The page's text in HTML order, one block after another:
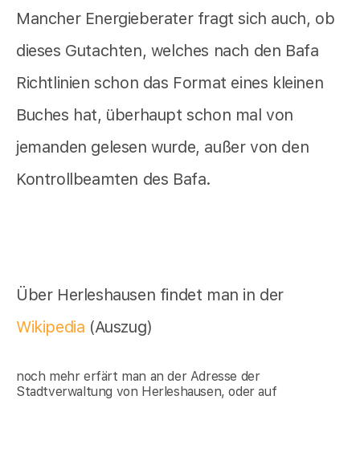
Mancher Energieberater fragt sich auch, ob
dieses Gutachten, welches nach den Bafa
Richtlinien schon das Format eines kleinen
Buches hat, überhaupt schon mal von
jemanden gelesen wurde, außer von den
Kontrollbeamten des Bafa.
Über Herleshausen findet man in der
Wikipedia (Auszug)
noch mehr erfärt man an der Adresse der
Stadtverwaltung von Herleshausen, oder auf